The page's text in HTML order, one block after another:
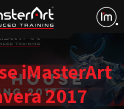
iMasterArt
2017